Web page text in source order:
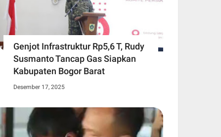
Genjot Infrastruktur Rp5,6 T, Rudy
Susmanto Tancap Gas Siapkan
Kabupaten Bogor Barat
Desember 17, 2025